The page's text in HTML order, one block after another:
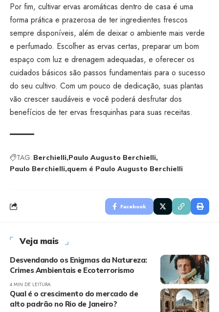
Por fim, cultivar ervas aromáticas dentro de casa é uma
forma prática e prazerosa de ter ingredientes frescos
sempre disponíveis, além de deixar o ambiente mais verde
e perfumado. Escolher as ervas certas, preparar um bom
espaço com luz e drenagem adequadas, e oferecer os
cuidados básicos são passos fundamentais para o sucesso
do seu cultivo. Com um pouco de dedicação, suas plantas
vão crescer saudáveis e você poderá desfrutar dos
benefícios de ter ervas fresquinhas para suas receitas.
TAG: Berchielli Paulo Augusto Berchielli
Paulo Berchielli quem é Paulo Augusto Berchielli
Facebook
Veja mais
Desvendando os Enigmas da Natureza:
Crimes Ambientais e Ecoterrorismo
4 MIN DE LEITURA
Qual é o crescimento do mercado de
alto padrão no Rio de Janeiro?